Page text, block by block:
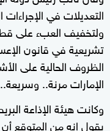
التعديلات في
ولتخفيف العبء على
تشريعية في قانون
الظروف الحالية على
الإمارات مرنة..
وكانت هيئة الإذاعة